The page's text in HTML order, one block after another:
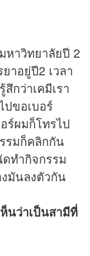
หาวิทยาลัยปี 2
าอยู่ปี2 เวลา
กว่าเคมีเรา
ปขอเบอร์
ร์ผมก็โทรไป
รมก็คลิกกัน
ทำกิจกรรม
มันลงตัวกัน
นว่าเป็นสามีที่